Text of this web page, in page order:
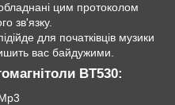
цим протоколом
зв'язку.
для початківців музики
вас байдужими.
BT530: